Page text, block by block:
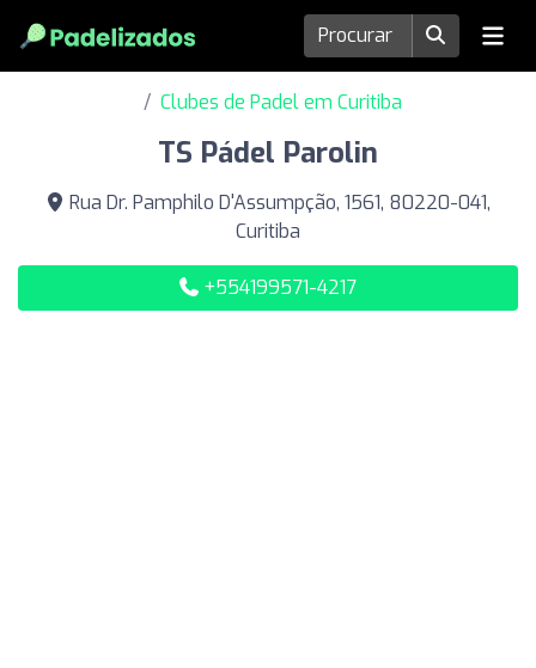
Clubes de Padel em Curitiba
TS Pádel Parolin
Rua Dr. Pamphilo D'Assumpção, 1561, 80220-041,
Curitiba
+554199571-4217